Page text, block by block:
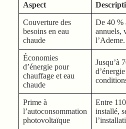
Aspect
Couverture des
besoins en eau
chaude
De 40 %
annuels,
l’Ademe.
Économies
d’énergie pour
chauffage et eau
chaude
Jusqu’à
Prime à
l’autoconsommation
photovoltaïque
Entre
installé,